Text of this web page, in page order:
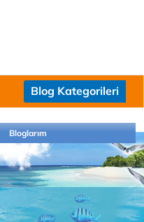
Blog Kategorileri
Bloglarım